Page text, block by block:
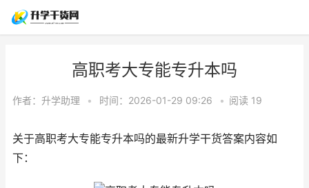
高职考大专能专升本吗
作者： 升学助理 • 时间：2026-01-29 09:26 • 阅读 19
关于高职考大专能专升本吗的最新升学干货答案内容如
下：